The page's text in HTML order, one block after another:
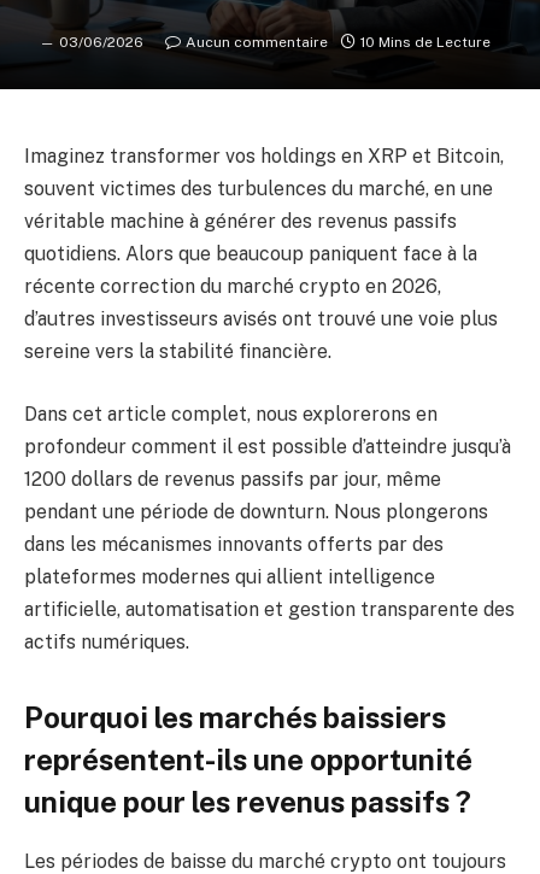
03/06/2026 Aucun commentaire 10 Mins de Lecture
Imaginez transformer vos holdings en XRP et Bitcoin,
souvent victimes des turbulences du marché, en une
véritable machine à générer des revenus passifs
quotidiens. Alors que beaucoup paniquent face à la
récente correction du marché crypto en 2026,
d’autres investisseurs avisés ont trouvé une voie plus
sereine vers la stabilité financière.
Dans cet article complet, nous explorerons en
profondeur comment il est possible d’atteindre jusqu’à
1200 dollars de revenus passifs par jour, même
pendant une période de downturn. Nous plongerons
dans les mécanismes innovants offerts par des
plateformes modernes qui allient intelligence
artificielle, automatisation et gestion transparente des
actifs numériques.
Pourquoi les marchés baissiers
représentent-ils une opportunité
unique pour les revenus passifs ?
Les périodes de baisse du marché crypto ont toujours